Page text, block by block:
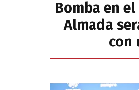
Bomba en
Almada
con